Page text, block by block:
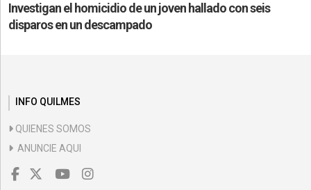
Investigan el homicidio de un joven hallado con seis
disparos en un descampado
INFO QUILMES
QUIENES SOMOS
ANUNCIE AQUI